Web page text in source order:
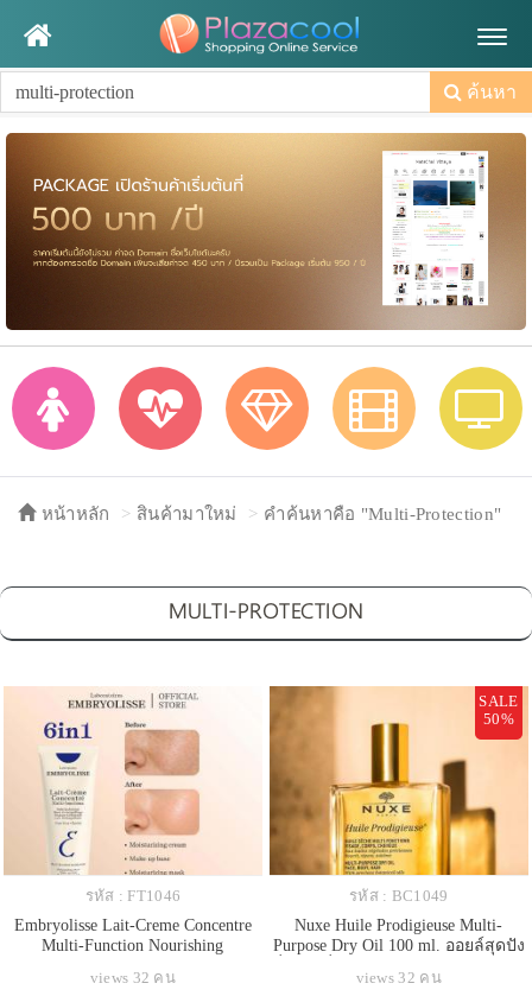
ค้นหา
หน้าหลัก สินค้ามาใหม่ คำค้นหาคือ "Multi-Protection"
MULTI-PROTECTION
รหัส : FT1046
Embryolisse Lait-Creme Concentre
Multi-Function Nourishing
และผิวกายจากฝรั่งเศส มีส่วนผสมที่
views 32 คน
SALE
50%
รหัส : BC1049
Nuxe Huile Prodigieuse Multi-
Purpose Dry Oil 100 ml. ออยล์สุดปัง
NUXE มาในออยล์สีเหลืองอ่อน มี
views 32 คน